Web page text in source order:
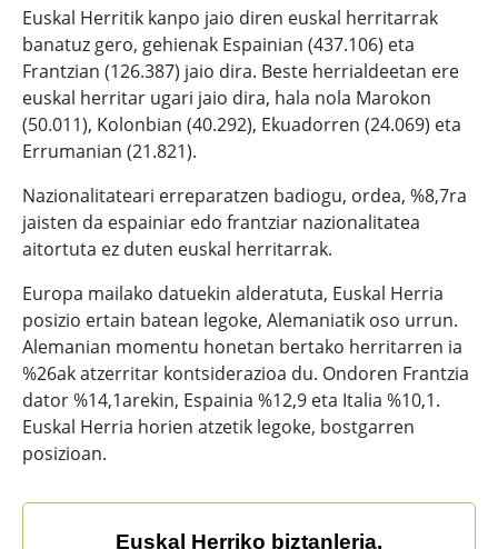
Euskal Herritik kanpo jaio diren euskal herritarrak
banatuz gero, gehienak Espainian (437.106) eta
Frantzian (126.387) jaio dira. Beste herrialdeetan ere
euskal herritar ugari jaio dira, hala nola Marokon
(50.011), Kolonbian (40.292), Ekuadorren (24.069) eta
Errumanian (21.821).
Nazionalitateari erreparatzen badiogu, ordea, %8,7ra
jaisten da espainiar edo frantziar nazionalitatea
aitortuta ez duten euskal herritarrak.
Europa mailako datuekin alderatuta, Euskal Herria
posizio ertain batean legoke, Alemaniatik oso urrun.
Alemanian momentu honetan bertako herritarren ia
%26ak atzerritar kontsiderazioa du. Ondoren Frantzia
dator %14,1arekin, Espainia %12,9 eta Italia %10,1.
Euskal Herria horien atzetik legoke, bostgarren
posizioan.
Euskal Herriko biztanleria, jaiolekuaren arabera.
Euskal Herriko biztanleria,